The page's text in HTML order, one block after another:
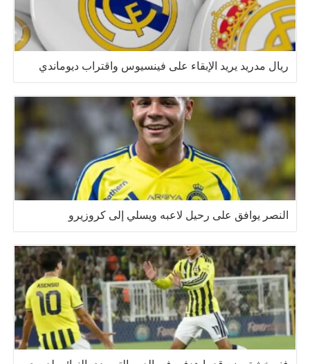
ريال مدريد يريد الإبقاء على فينسيوس واقتراب ديوماندي
النصر يوافق على رحيل لاعبه ويسلي إلى كروزيرو